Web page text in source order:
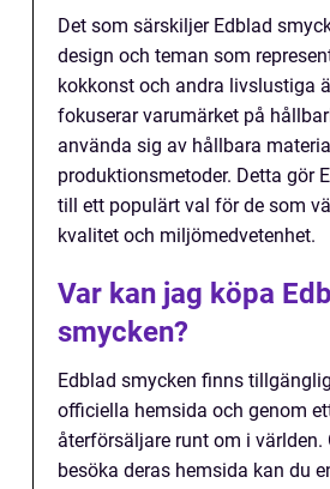
Det som särskiljer Edblad
design och teman som
kokkonst och andra livslustiga
fokuserar varumärket på
använda sig av hållbara
produktionsmetoder. Detta gör
till ett populärt val för de som
kvalitet och miljömedvetenhet.
Var kan jag köpa
smycken?
Edblad smycken finns
officiella hemsida och genom
återförsäljare runt om i världen.
besöka deras hemsida kan du